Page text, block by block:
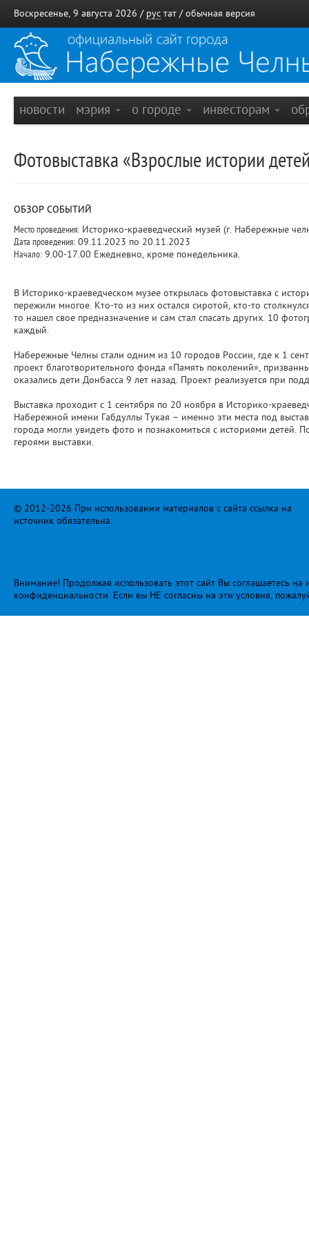
Воскресенье, 9 августа 2026 / рус тат / обычная версия
новости мэрия о городе инвесторам
Фотовыставка «Взрослые истории
ОБЗОР СОБЫТИЙ
Место проведения: Историко-краеведческий музей (г. Набережные
Дата проведения: 09.11.2023 по 20.11.2023
Начало: 9.00-17.00 Ежедневно, кроме понедельника.
В Историко-краеведческом музее открылась фотовыставка с
пережили многое. Кто-то из них остался сиротой, кто-то
то нашел свое предназначение и сам стал спасать других. 10
каждый.
Набережные Челны стали одним из 10 городов России, где к 1
проект благотворительного фонда «Память поколений»,
оказались дети Донбасса 9 лет назад. Проект реализуется при
Выставка проходит с 1 сентября по 20 ноября в Историко-
Набережной имени Габдуллы Тукая – именно эти места под
города могли увидеть фото и познакомиться с историями
героями выставки.
© 2012-2026 При использовании материалов с сайта ссылка на
источник обязательна.
Внимание! Продолжая использовать этот сайт Вы соглашаетесь
конфиденциальности. Если вы НЕ согласны на эти условия,